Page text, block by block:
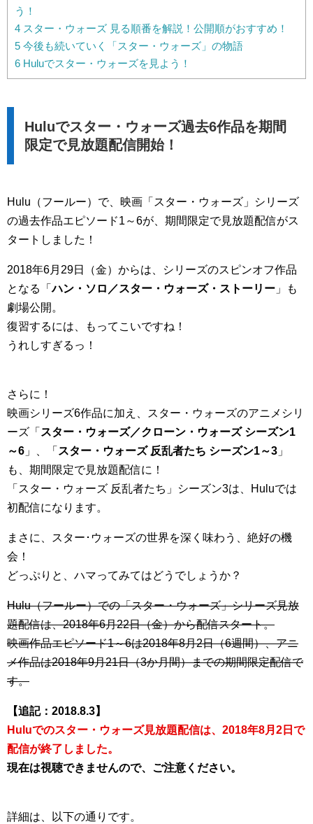
う！
4 スター・ウォーズ 見る順番を解説！公開順がおすすめ！
5 今後も続いていく「スター・ウォーズ」の物語
6 Huluでスター・ウォーズを見よう！
Huluでスター・ウォーズ過去6作品を期間
限定で見放題配信開始！
Hulu（フールー）で、映画「スター・ウォーズ」シリーズ
の過去作品エピソード1～6が、期間限定で見放題配信がス
タートしました！
2018年6月29日（金）からは、シリーズのスピンオフ作品
となる「ハン・ソロ／スター・ウォーズ・ストーリー 」も
劇場公開。
復習するには、もってこいですね！
うれしすぎるっ！
さらに！
映画シリーズ6作品に加え、スター・ウォーズのアニメシリ
ーズ「 スター・ウォーズ／クローン・ウォーズ シーズン1
～6 」、「 スター・ウォーズ 反乱者たち シーズン1～3 」
も、期間限定で見放題配信に！
「スター・ウォーズ 反乱者たち」シーズン3は、Huluでは
初配信になります。
まさに、スター･ウォーズの世界を深く味わう、絶好の機
会！
どっぷりと、ハマってみてはどうでしょうか？
Hulu（フールー）での「スター・ウォーズ」シリーズ見放
題配信は、2018年6月22日（金）から配信スタート。
映画作品エピソード1～6は2018年8月2日（6週間）、アニ
メ作品は2018年9月21日（3か月間）までの期間限定配信で
す。
【追記：2018.8.3】
Huluでのスター・ウォーズ見放題配信は、2018年8月2日で
配信が終了しました。
現在は視聴できませんので、ご注意ください。
詳細は、以下の通りです。